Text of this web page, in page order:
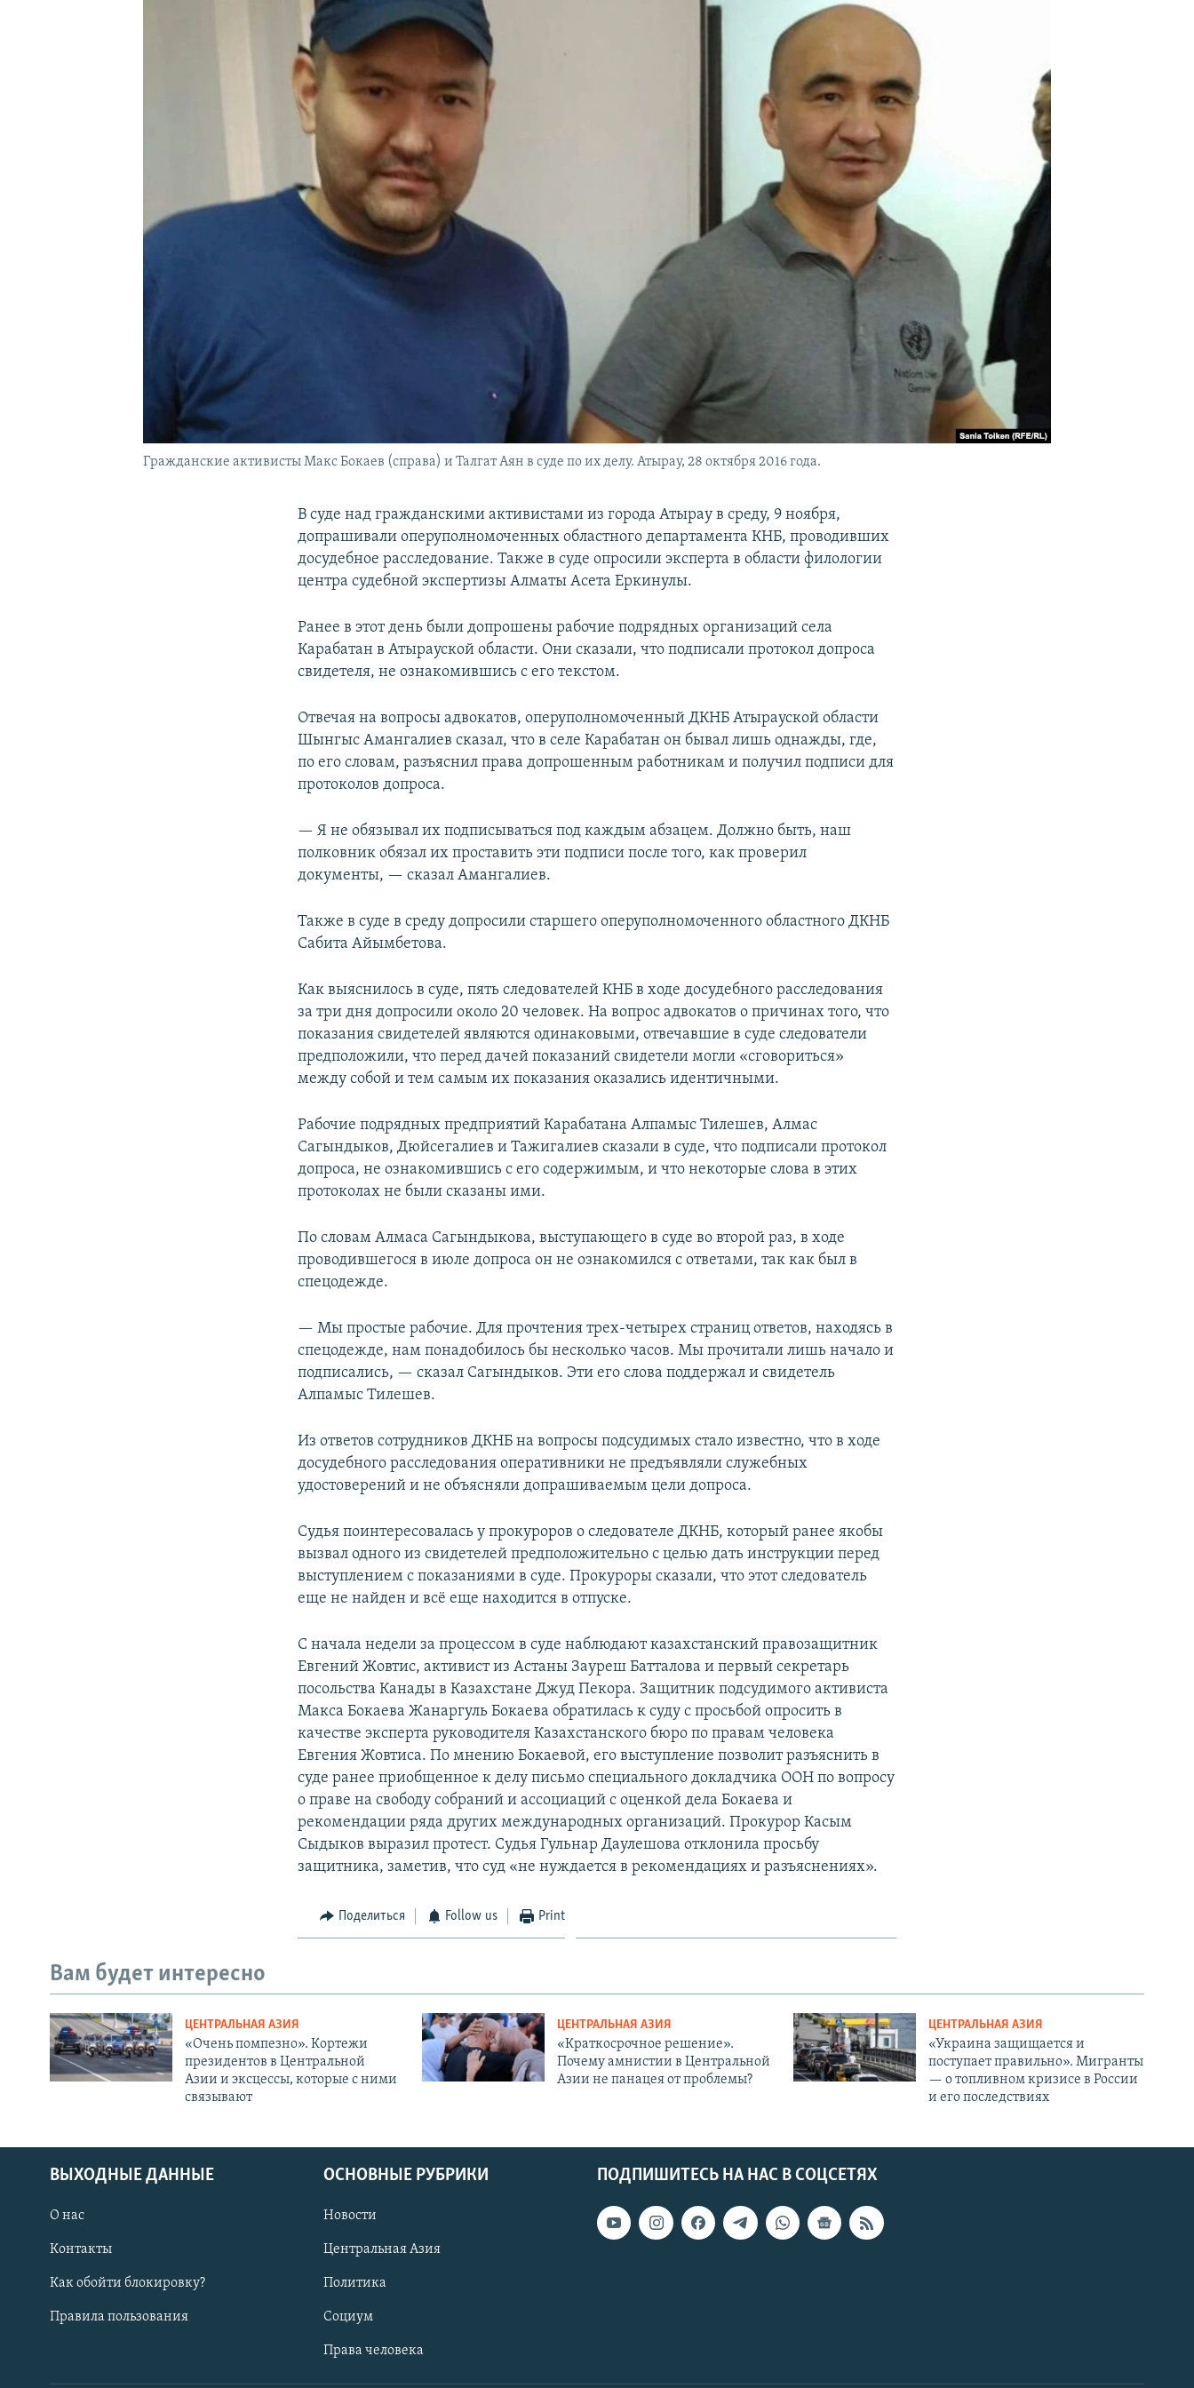
Гражданские активисты Макс Бокаев (справа) и Талгат Аян в суде по их делу. Атырау, 28 октября 2016 года.
В суде над гражданскими активистами из города Атырау в среду, 9 ноября,
допрашивали оперуполномоченных областного департамента КНБ, проводивших
досудебное расследование. Также в суде опросили эксперта в области филологии
центра судебной экспертизы Алматы Асета Еркинулы.
Ранее в этот день были допрошены рабочие подрядных организаций села
Карабатан в Атырауской области. Они сказали, что подписали протокол допроса
свидетеля, не ознакомившись с его текстом.
Отвечая на вопросы адвокатов, оперуполномоченный ДКНБ Атырауской области
Шынгыс Амангалиев сказал, что в селе Карабатан он бывал лишь однажды, где,
по его словам, разъяснил права допрошенным работникам и получил подписи для
протоколов допроса.
— Я не обязывал их подписываться под каждым абзацем. Должно быть, наш
полковник обязал их проставить эти подписи после того, как проверил
документы, — сказал Амангалиев.
Также в суде в среду допросили старшего оперуполномоченного областного ДКНБ
Сабита Айымбетова.
Как выяснилось в суде, пять следователей КНБ в ходе досудебного расследования
за три дня допросили около 20 человек. На вопрос адвокатов о причинах того, что
показания свидетелей являются одинаковыми, отвечавшие в суде следователи
предположили, что перед дачей показаний свидетели могли «сговориться»
между собой и тем самым их показания оказались идентичными.
Рабочие подрядных предприятий Карабатана Алпамыс Тилешев, Алмас
Сагындыков, Дюйсегалиев и Тажигалиев сказали в суде, что подписали протокол
допроса, не ознакомившись с его содержимым, и что некоторые слова в этих
протоколах не были сказаны ими.
По словам Алмаса Сагындыкова, выступающего в суде во второй раз, в ходе
проводившегося в июле допроса он не ознакомился с ответами, так как был в
спецодежде.
— Мы простые рабочие. Для прочтения трех-четырех страниц ответов, находясь в
спецодежде, нам понадобилось бы несколько часов. Мы прочитали лишь начало и
подписались, — сказал Сагындыков. Эти его слова поддержал и свидетель
Алпамыс Тилешев.
Из ответов сотрудников ДКНБ на вопросы подсудимых стало известно, что в ходе
досудебного расследования оперативники не предъявляли служебных
удостоверений и не объясняли допрашиваемым цели допроса.
Судья поинтересовалась у прокуроров о следователе ДКНБ, который ранее якобы
вызвал одного из свидетелей предположительно с целью дать инструкции перед
выступлением с показаниями в суде. Прокуроры сказали, что этот следователь
еще не найден и всё еще находится в отпуске.
С начала недели за процессом в суде наблюдают казахстанский правозащитник
Евгений Жовтис, активист из Астаны Зауреш Батталова и первый секретарь
посольства Канады в Казахстане Джуд Пекора. Защитник подсудимого активиста
Макса Бокаева Жанаргуль Бокаева обратилась к суду с просьбой опросить в
качестве эксперта руководителя Казахстанского бюро по правам человека
Евгения Жовтиса. По мнению Бокаевой, его выступление позволит разъяснить в
суде ранее приобщенное к делу письмо специального докладчика ООН по вопросу
о праве на свободу собраний и ассоциаций с оценкой дела Бокаева и
рекомендации ряда других международных организаций. Прокурор Касым
Сыдыков выразил протест. Судья Гульнар Даулешова отклонила просьбу
защитника, заметив, что суд «не нуждается в рекомендациях и разъяснениях».
Поделиться Follow us Print
Вам будет интересно
ЦЕНТРАЛЬНАЯ АЗИЯ
«Очень помпезно». Кортежи
президентов в Центральной
Азии и эксцессы, которые с ними
связывают
ЦЕНТРАЛЬНАЯ АЗИЯ
«Краткосрочное решение».
Почему амнистии в Центральной
Азии не панацея от проблемы?
ЦЕНТРАЛЬНАЯ АЗИЯ
«Украина защищается и
поступает правильно». Мигранты
— о топливном кризисе в России
и его последствиях
ПОДПИШИТЕСЬ НА НАС В СОЦСЕТЯХ
ВЫХОДНЫЕ ДАННЫЕ
О нас
Контакты
Как обойти блокировку?
Правила пользования
ОСНОВНЫЕ РУБРИКИ
Новости
Центральная Азия
Политика
Социум
Права человека